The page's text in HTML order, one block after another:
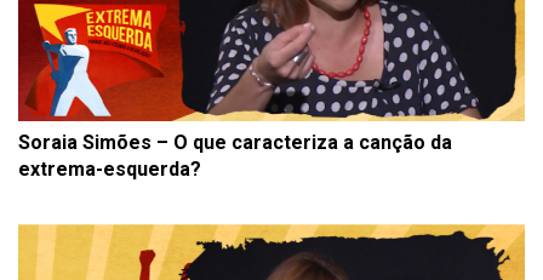
Soraia Simões – O que caracteriza a canção da
extrema-esquerda?